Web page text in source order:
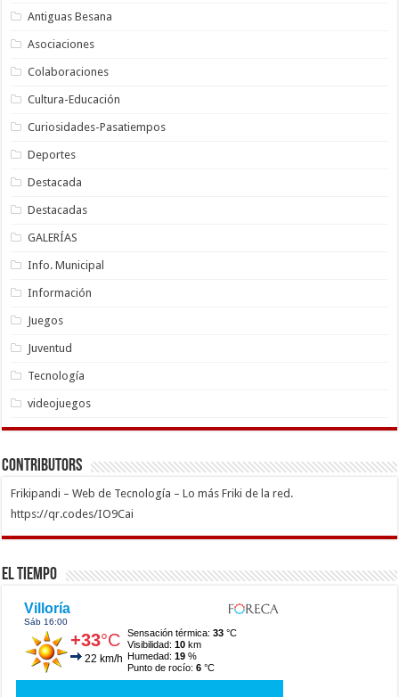
Antiguas Besana
Asociaciones
Colaboraciones
Cultura-Educación
Curiosidades-Pasatiempos
Deportes
Destacada
Destacadas
GALERÍAS
Info. Municipal
Información
Juegos
Juventud
Tecnología
videojuegos
Contributors
Frikipandi – Web de Tecnología – Lo más Friki de la red.
https://qr.codes/IO9Cai
El Tiempo